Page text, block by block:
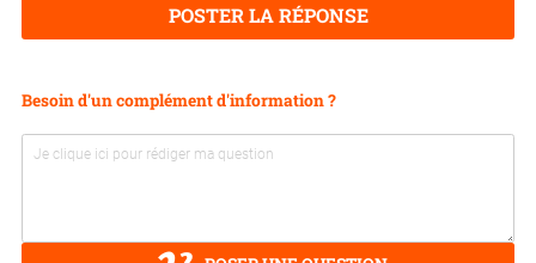
POSTER LA RÉPONSE
Besoin d'un complément d'information ?